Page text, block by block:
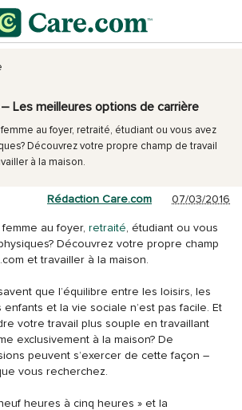
Les meilleures options de carrière
au foyer, retraité, étudiant ou vous avez
Découvrez votre propre champ de travail
à la maison.
Rédaction Care.com 07/03/2016
au foyer, retraité, étudiant ou vous
Découvrez votre propre champ
et travailler à la maison.
que l’équilibre entre les loisirs, les
et la vie sociale n’est pas facile. Et
votre travail plus souple en travaillant
exclusivement à la maison? De
peuvent s’exercer de cette façon –
vous recherchez.
heures à cinq heures » et la